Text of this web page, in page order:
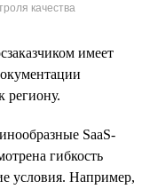
качества
имеет
региону.
SaaS-
гибкость
условия. Например,